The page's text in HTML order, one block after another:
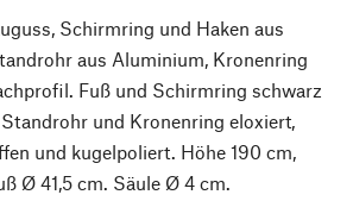
Schirmring und Haken aus
aus Aluminium, Kronenring
Fuß und Schirmring schwarz
und Kronenring eloxiert,
und kugelpoliert. Höhe 190 cm,
Ø 41,5 cm. Säule Ø 4 cm.